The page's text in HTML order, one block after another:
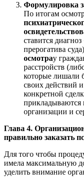
Формулировка
По итогам
ставится
прерогатива
осмотрау
расстройств
которые лишали
своих действий
конкретной
прикладываются
организации и
Глава 4.
правильно заказать
Для того чтобы
имела максимальную
уделить внимание